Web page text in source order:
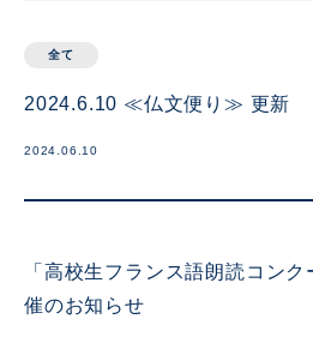
全て
2024.6.10 ≪仏文便り≫ 更新
2024.06.10
「高校生フランス語朗読コン
催のお知らせ